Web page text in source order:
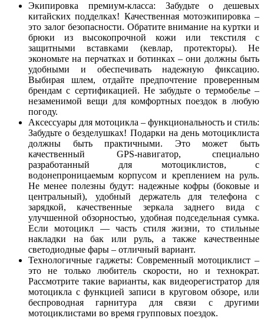
Экипировка премиум-класса: Забудьте о дешевых
китайских подделках! Качественная мотоэкипировка –
это залог безопасности. Обратите внимание на куртки и
брюки из высокопрочной кожи или текстиля с
защитными вставками (кевлар, протекторы). Не
экономьте на перчатках и ботинках – они должны быть
удобными и обеспечивать надежную фиксацию.
Выбирая шлем, отдайте предпочтение проверенным
брендам с сертификацией. Не забудьте о термобелье –
незаменимой вещи для комфортных поездок в любую
погоду.
Аксессуары для мотоцикла – функциональность и стиль:
Забудьте о безделушках! Подарки на день мотоциклиста
должны быть практичными. Это может быть
качественный GPS-навигатор, специально
разработанный для мотоциклистов, с
водонепроницаемым корпусом и креплением на руль.
Не менее полезны будут: надежные кофры (боковые и
центральный), удобный держатель для телефона с
зарядкой, качественные зеркала заднего вида с
улучшенной обзорностью, удобная подседельная сумка.
Если мотоцикл — часть стиля жизни, то стильные
накладки на бак или руль, а также качественные
светодиодные фары – отличный вариант.
Технологичные гаджеты: Современный мотоциклист –
это не только любитель скорости, но и технократ.
Рассмотрите такие варианты, как видеорегистратор для
мотоцикла с функцией записи в круговом обзоре, или
беспроводная гарнитура для связи с другими
мотоциклистами во время групповых поездок.